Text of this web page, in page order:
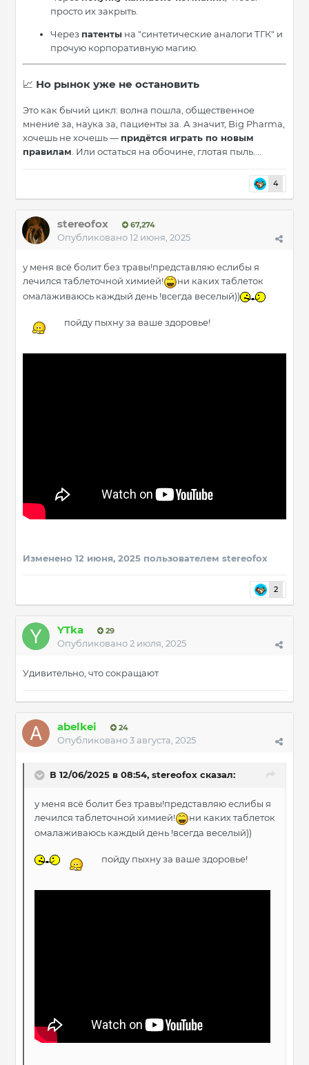
просто их закрыть.
Через патенты на "синтетические аналоги ТГК" и
прочую корпоративную магию.
📈 Но рынок уже не остановить
Это как бычий цикл: волна пошла, общественное
мнение за, наука за, пациенты за. А значит, Big Pharma,
хочешь не хочешь — придётся играть по новым
правилам . Или остаться на обочине, глотая пыль....
4
stereofox 67,274
Опубликовано12 июня, 2025
у меня всё болит без травы!представляю еслибы я
лечился таблеточной химией!
ни каких таблеток
омалаживаюсь каждый день !всегда веселый))
пойду пыхну за ваше здоровье!
Изменено 12 июня, 2025 пользователем stereofox
2
YTka 29
Опубликовано2 июля, 2025
Удивительно, что сокращают
abelkei 24
Опубликовано3 августа, 2025
В 12/06/2025 в 08:54, stereofox сказал:
у меня всё болит без травы!представляю еслибы я
лечился таблеточной химией!
ни каких таблеток
омалаживаюсь каждый день !всегда веселый))
пойду пыхну за ваше здоровье!